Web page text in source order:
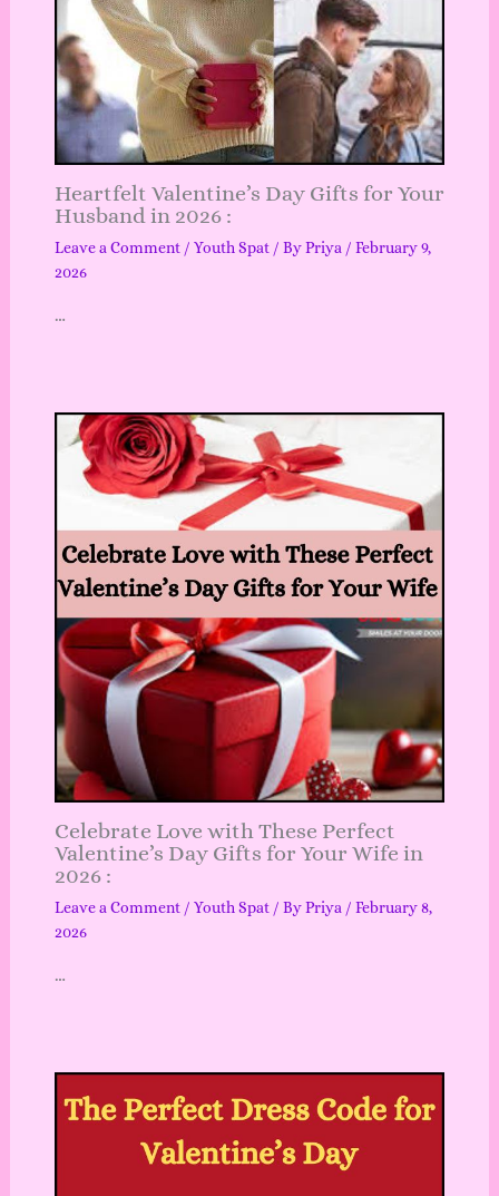
Heartfelt Valentine’s Day Gifts for Your
Husband in 2026 :
Leave a Comment / Youth Spat/ ByPriya / February 9,
2026
…
Celebrate Love with These Perfect
Valentine’s Day Gifts for Your Wife in
2026 :
Leave a Comment / Youth Spat/ ByPriya / February 8,
2026
…